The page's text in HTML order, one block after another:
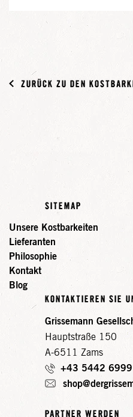
ZURÜCK ZU DEN
SITEMAP
Unsere Kostbarkeiten
Lieferanten
Philosophie
Kontakt
Blog
KONTAKTIEREN SIE
Grissemann
Hauptstraße 150
A-6511 Zams
+43 5442
PARTNER WERDEN